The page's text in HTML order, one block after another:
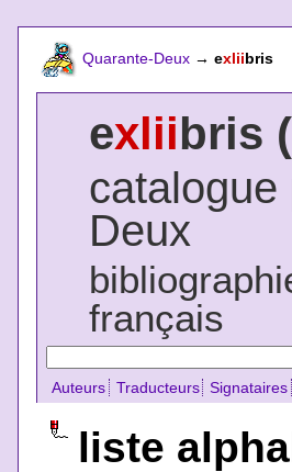
Quarante-Deux → exliibris
exliibris
catalogue
Deux
français
Auteurs Traducteurs Signataires
liste